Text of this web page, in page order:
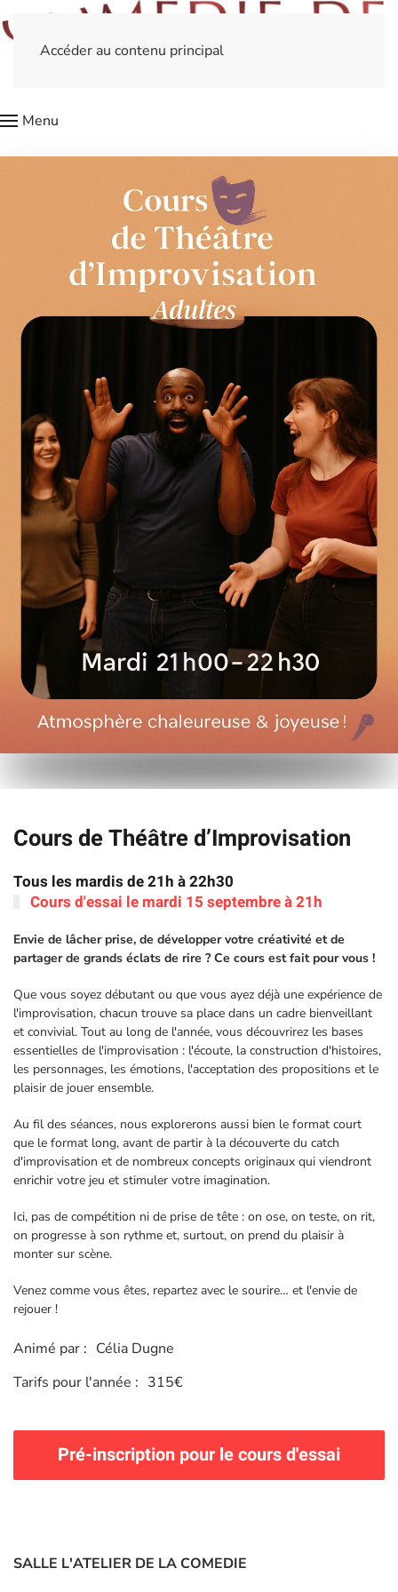
Accéder au contenu principal
Menu
Cours de Théâtre d’Improvisation
Tous les mardis de 21h à 22h30
Cours d'essai le mardi 15 septembre à 21h
Envie de lâcher prise, de développer votre créativité et de
partager de grands éclats de rire ? Ce cours est fait pour vous !
Que vous soyez débutant ou que vous ayez déjà une expérience de
l'improvisation, chacun trouve sa place dans un cadre bienveillant
et convivial. Tout au long de l'année, vous découvrirez les bases
essentielles de l'improvisation : l'écoute, la construction d'histoires,
les personnages, les émotions, l'acceptation des propositions et le
plaisir de jouer ensemble.
Au fil des séances, nous explorerons aussi bien le format court
que le format long, avant de partir à la découverte du catch
d'improvisation et de nombreux concepts originaux qui viendront
enrichir votre jeu et stimuler votre imagination.
Ici, pas de compétition ni de prise de tête : on ose, on teste, on rit,
on progresse à son rythme et, surtout, on prend du plaisir à
monter sur scène.
Venez comme vous êtes, repartez avec le sourire… et l'envie de
rejouer !
Animé par : Célia Dugne
Tarifs pour l'année : 315€
Pré-inscription pour le cours d'essai
SALLE L'ATELIER DE LA COMEDIE